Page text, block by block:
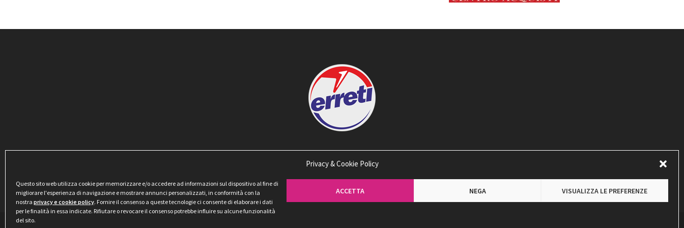
Privacy & Cookie Policy
Questo sito web utilizza cookie per memorizzare e/o accedere ad informazioni sul dispositivo al fine di
migliorare l'esperienza di navigazione e mostrare annunci personalizzati, in conformità con la
nostra privacy e cookie policy. Fornire il consenso a queste tecnologie ci consente di elaborare i dati
per le finalità in essa indicate. Rifiutare o revocare il consenso potrebbe influire su alcune funzionalità
del sito.
ACCETTA NEGA VISUALIZZA LE PREFERENZE